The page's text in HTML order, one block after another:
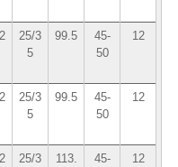
25/3
5
99.5
45-
50
12
25/3
5
99.5
45-
50
12
25/3
113.
45-
12